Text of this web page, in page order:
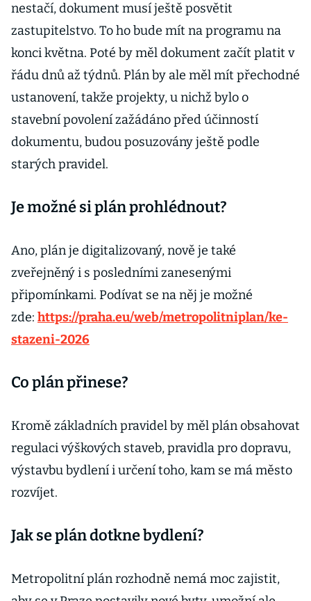
nestačí, dokument musí ještě posvětit
zastupitelstvo. To ho bude mít na programu na
konci května. Poté by měl dokument začít platit v
řádu dnů až týdnů. Plán by ale měl mít přechodné
ustanovení, takže projekty, u nichž bylo o
stavební povolení zažádáno před účinností
dokumentu, budou posuzovány ještě podle
starých pravidel.
Je možné si plán prohlédnout?
Ano, plán je digitalizovaný, nově je také
zveřejněný i s posledními zanesenými
připomínkami. Podívat se na něj je možné
zde: https://praha.eu/web/metropolitniplan/ke-
stazeni-2026
Co plán přinese?
Kromě základních pravidel by měl plán obsahovat
regulaci výškových staveb, pravidla pro dopravu,
výstavbu bydlení i určení toho, kam se má město
rozvíjet.
Jak se plán dotkne bydlení?
Metropolitní plán rozhodně nemá moc zajistit,